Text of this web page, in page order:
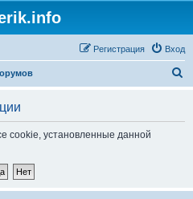
Вход
Регистрация
cookie, установленные данной